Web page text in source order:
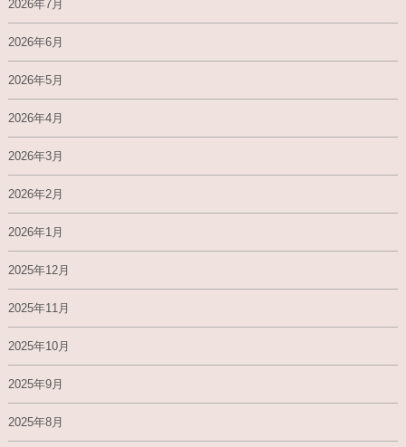
2026年7月
2026年6月
2026年5月
2026年4月
2026年3月
2026年2月
2026年1月
2025年12月
2025年11月
2025年10月
2025年9月
2025年8月